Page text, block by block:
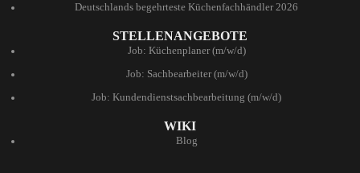
Deutschlands begehrteste Küchenfachhändler 2026
STELLENANGEBOTE
Job: Küchenplaner (m/w/d)
Job: Sachbearbeiter (m/w/d)
Job: Kundendienstsachbearbeitung (m/w/d)
WIKI
Blog